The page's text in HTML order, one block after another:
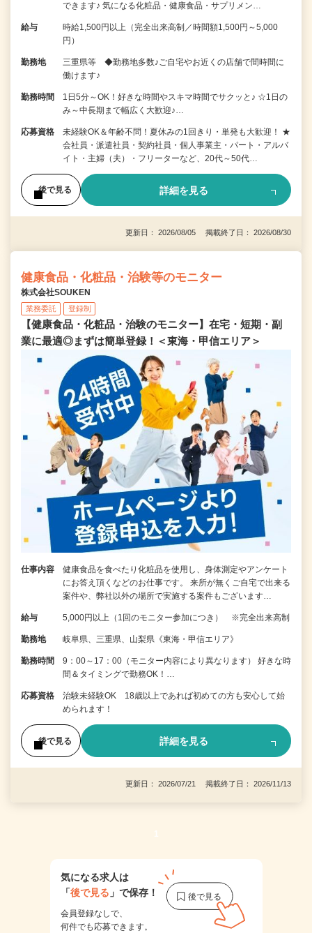
できます♪ 気になる化粧品・健康食品・サプリメン…
給与
時給1,500円以上（完全出来高制／時間額1,500円～5,000
円）
勤務地
三重県等 ◆勤務地多数♪ご自宅やお近くの店舗で間時間に
働けます♪
勤務時間
1日5分～OK！好きな時間やスキマ時間でサクッと♪ ☆1日の
み～中長期まで幅広く大歓迎♪…
応募資格
未経験OK＆年齢不問！夏休みの1回きり・単発も大歓迎！ ★
会社員・派遣社員・契約社員・個人事業主・パート・アルバ
イト・主婦（夫）・フリーターなど、20代～50代…
後で見る 詳細を見る
更新日： 2026/08/05 掲載終了日： 2026/08/30
健康食品・化粧品・治験等のモニター
株式会社SOUKEN
業務委託 登録制
【健康食品・化粧品・治験のモニター】在宅・短期・副
業に最適◎まずは簡単登録！＜東海・甲信エリア＞
仕事内容
健康食品を食べたり化粧品を使用し、身体測定やアンケート
にお答え頂くなどのお仕事です。 来所が無くご自宅で出来る
案件や、弊社以外の場所で実施する案件もございます…
給与 5,000円以上（1回のモニター参加につき） ※完全出来高制
勤務地 岐阜県、三重県、山梨県《東海・甲信エリア》
勤務時間
9：00～17：00（モニター内容により異なります） 好きな時
間＆タイミングで勤務OK！…
応募資格
治験未経験OK 18歳以上であれば初めての方も安心して始
められます！
後で見る 詳細を見る
更新日： 2026/07/21 掲載終了日： 2026/11/13
1
気になる求人は
「後で見る 」で保存！
会員登録なしで、
何件でも応募できます。